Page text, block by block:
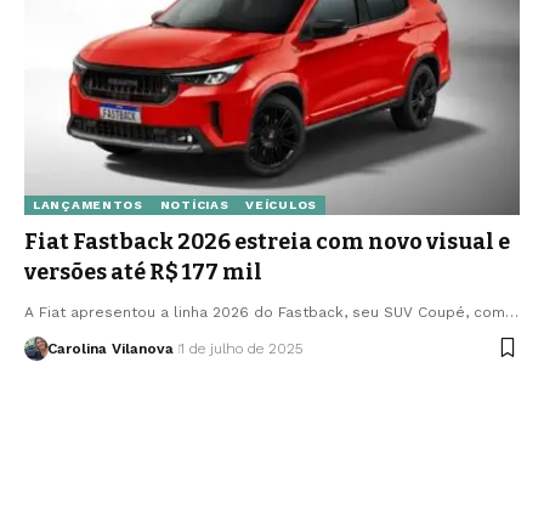
LANÇAMENTOS NOTÍCIAS VEÍCULOS
Fiat Fastback 2026 estreia com novo visual e
versões até R$ 177 mil
A Fiat apresentou a linha 2026 do Fastback, seu SUV Coupé, com…
Carolina Vilanova 1 de julho de 2025